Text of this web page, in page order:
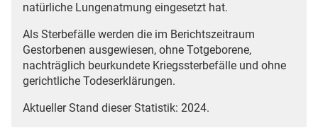
natürliche Lungenatmung eingesetzt hat.
Als Sterbefälle werden die im Berichtszeitraum
Gestorbenen ausgewiesen, ohne Totgeborene,
nachträglich beurkundete Kriegssterbefälle und ohne
gerichtliche Todeserklärungen.
Aktueller Stand dieser Statistik: 2024.